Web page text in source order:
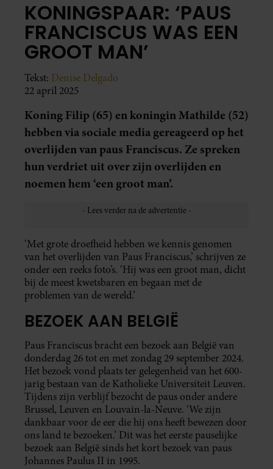
KONINGSPAAR: ‘PAUS
FRANCISCUS WAS EEN
GROOT MAN’
Tekst: Denise Delgado
22 april 2025
Koning Filip (65) en koningin Mathilde (52)
hebben via sociale media gereageerd op het
overlijden van paus Franciscus. Ze spreken
hun verdriet uit over zijn overlijden en
noemen hem ‘een groot man’.
‘Met grote droefheid hebben we kennis genomen
van het overlijden van Paus Franciscus,’ schrijven ze
onder een reeks foto’s. ‘Hij was een groot man, dicht
bij de meest kwetsbaren en begaan met de
problemen van de wereld.’
BEZOEK AAN BELGIË
Paus Franciscus bracht een bezoek aan België van
donderdag 26 tot en met zondag 29 september 2024.
Het bezoek vond plaats ter gelegenheid van het 600-
jarig bestaan van de Katholieke Universiteit Leuven.
Tijdens zijn verblijf bezocht de paus onder andere
Brussel, Leuven en Louvain-la-Neuve. ‘We zijn
dankbaar voor de eer die hij ons heeft bewezen door
ons land te bezoeken.’ Dit was het eerste pauselijke
bezoek aan België sinds het kort bezoek van paus
Johannes Paulus II in 1995.